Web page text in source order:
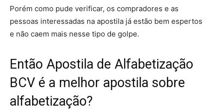
Porém como pude verificar, os compradores e as
pessoas interessadas na apostila já estão bem espertos
e não caem mais nesse tipo de golpe.
Então Apostila de Alfabetização
BCV é a melhor apostila sobre
alfabetização?